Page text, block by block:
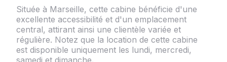
Située à Marseille, cette cabine bénéficie d'une
excellente accessibilité et d'un emplacement
central, attirant ainsi une clientèle variée et
régulière. Notez que la location de cette cabine
est disponible uniquement les lundi, mercredi,
samedi et dimanche.